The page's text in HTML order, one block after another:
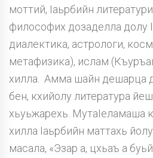
моттий, Iаьрбийн
философих дозаделла долу
диалектика, астрологи,
метафизика), ислам
хилла. Амма шайн дешарца
бен, кхийолу литература
хьуьжарехь. МутаIеламаша
хилла Iаьрбийн маттахь
масала, «Эзар а, цхьаъ а